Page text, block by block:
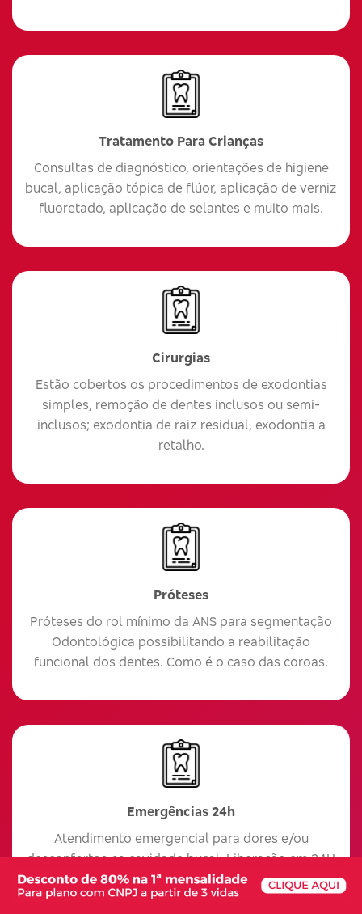
Tratamento Para Crianças
Consultas de diagnóstico, orientações de higiene
bucal, aplicação tópica de flúor, aplicação de verniz
fluoretado, aplicação de selantes e muito mais.
Cirurgias
Estão cobertos os procedimentos de exodontias
simples, remoção de dentes inclusos ou semi-
inclusos; exodontia de raiz residual, exodontia a
retalho.
Próteses
Próteses do rol mínimo da ANS para segmentação
Odontológica possibilitando a reabilitação
funcional dos dentes. Como é o caso das coroas.
Emergências 24h
Atendimento emergencial para dores e/ou
desconfortos na cavidade bucal. Liberação em 24H
após o primeiro pagamento.